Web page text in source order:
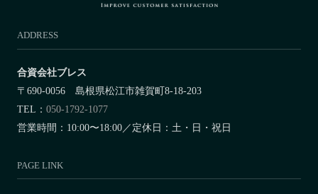
ADDRESS
合資会社ブレス
〒690-0056 島根県松江市雑賀町8-18-203
TEL： 050-1792-1077
営業時間：10:00〜18:00／定休日：土・日・祝日
PAGE LINK